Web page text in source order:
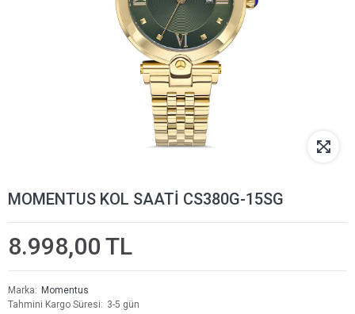
MOMENTUS KOL SAATİ CS380G-15SG
8.998,00 TL
Marka
Momentus
Tahmini Kargo Süresi
3-5 gün